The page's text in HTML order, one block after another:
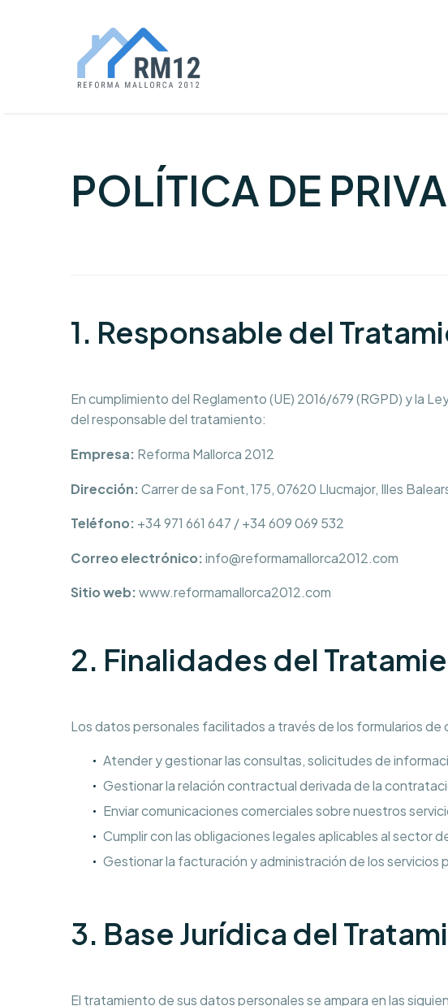
POLÍTICA DE
1. Responsable del
En cumplimiento del Reglamento (UE) 2016/679 (RGPD) y la
del responsable del tratamiento:
Empresa: Reforma Mallorca 2012
Dirección:Carrer de sa Font, 175, 07620 Llucmajor, Illes
Teléfono: +34 971 661 647 / +34 609 069 532
Correo electrónico:info@reformamallorca2012.com
Sitio web:www.reformamallorca2012.com
2. Finalidades del
Los datos personales facilitados a través de los formularios
Atender y gestionar las consultas, solicitudes de
Gestionar la relación contractual derivada de la
Enviar comunicaciones comerciales sobre nuestros
Cumplir con las obligaciones legales aplicables al sector
Gestionar la facturación y administración de los servicios
3. Base Jurídica del
El tratamiento de sus datos personales se ampara en las